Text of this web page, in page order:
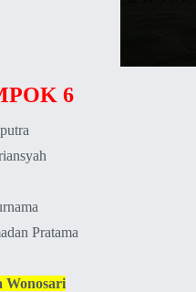
6
Pratama
Wonosari